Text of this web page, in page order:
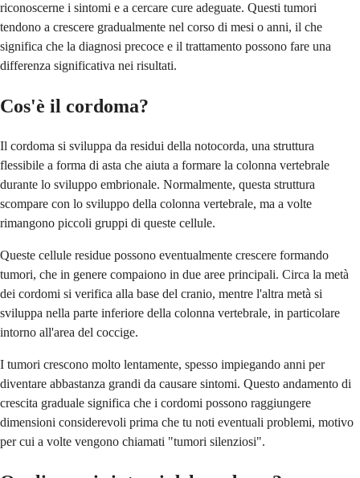
riconoscerne i sintomi e a cercare cure adeguate. Questi tumori
tendono a crescere gradualmente nel corso di mesi o anni, il che
significa che la diagnosi precoce e il trattamento possono fare una
differenza significativa nei risultati.
Cos'è il cordoma?
Il cordoma si sviluppa da residui della notocorda, una struttura
flessibile a forma di asta che aiuta a formare la colonna vertebrale
durante lo sviluppo embrionale. Normalmente, questa struttura
scompare con lo sviluppo della colonna vertebrale, ma a volte
rimangono piccoli gruppi di queste cellule.
Queste cellule residue possono eventualmente crescere formando
tumori, che in genere compaiono in due aree principali. Circa la metà
dei cordomi si verifica alla base del cranio, mentre l'altra metà si
sviluppa nella parte inferiore della colonna vertebrale, in particolare
intorno all'area del coccige.
I tumori crescono molto lentamente, spesso impiegando anni per
diventare abbastanza grandi da causare sintomi. Questo andamento di
crescita graduale significa che i cordomi possono raggiungere
dimensioni considerevoli prima che tu noti eventuali problemi, motivo
per cui a volte vengono chiamati "tumori silenziosi".